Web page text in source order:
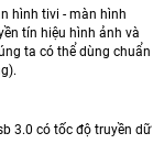
hình tivi - màn hình
tín hiệu hình ảnh và
ta có thể dùng chuẩn
3.0 có tốc độ truyền dữ